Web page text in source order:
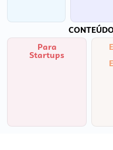
Para
Startups